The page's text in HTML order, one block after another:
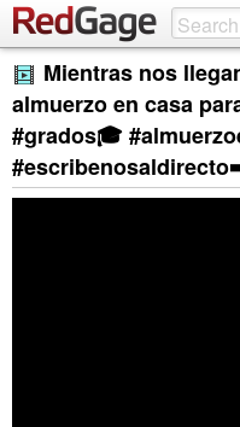
Mientras nos
almuerzo en casa
#grados🎓